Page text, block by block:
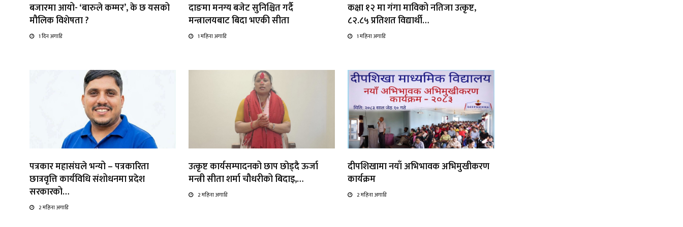
बजारमा आयो- ‘बारुले कम्मर’, के छ यसको
मौलिक विशेषता ?
1 दिन अगाडि
दाङमा मनग्य बजेट सुनिश्चित गर्दै
मन्त्रालयबाट बिदा भएकी सीता
1 महिना अगाडि
कक्षा १२ मा गंगा माविको नतिजा उत्कृष्ट,
८२.८५ प्रतिशत विद्यार्थी…
1 महिना अगाडि
पत्रकार महासंघले भन्यो – पत्रकारिता
छात्रवृत्ति कार्यविधि संशोधनमा प्रदेश
सरकारको…
2 महिना अगाडि
उत्कृष्ट कार्यसम्पादनको छाप छोड्दै ऊर्जा
मन्त्री सीता शर्मा चौधरीको बिदाइ,…
2 महिना अगाडि
दीपशिखामा नयाँ अभिभावक अभिमुखीकरण
कार्यक्रम
2 महिना अगाडि